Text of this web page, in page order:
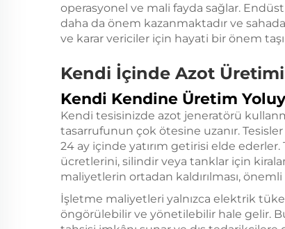
operasyonel ve mali fayda sağlar.
daha da önem kazanmaktadır ve
ve karar vericiler için hayati bir önem
Kendi İçinde Azot
Kendi Kendine Üretim
Kendi tesisinizde azot jeneratörü
tasarrufunun çok ötesine uzanır.
24 ay içinde yatırım getirisi elde
ücretlerini, silindir veya tanklar için
maliyetlerin ortadan kaldırılması,
İşletme maliyetleri yalnızca elektrik
öngörülebilir ve yönetilebilir hale gelir.